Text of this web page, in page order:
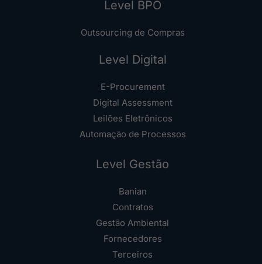
Level BPO
Outsourcing de Compras
Level Digital
E-Procurement
Digital Assessment
Leilões Eletrônicos
Automação de Processos
Level Gestão
Banian
Contratos
Gestão Ambiental
Fornecedores
Terceiros